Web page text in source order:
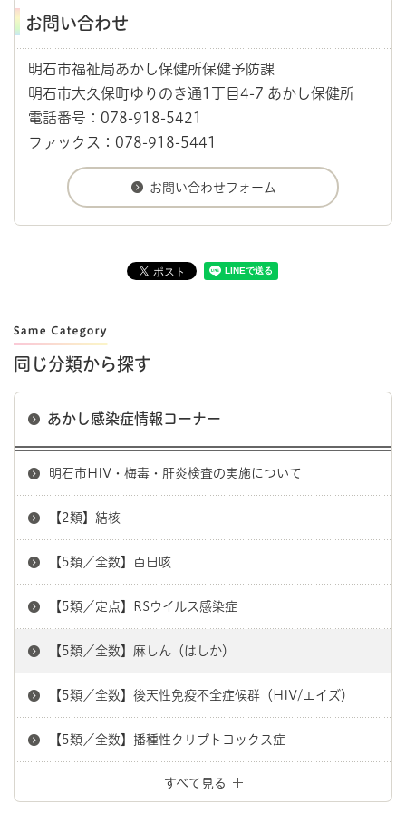
お問い合わせ
明石市福祉局あかし保健所保健予防課
明石市大久保町ゆりのき通1丁目4-7 あかし保健所
電話番号：078-918-5421
ファックス：078-918-5441
同じ分類から探す
あかし感染症情報コーナー
明石市HIV・梅毒・肝炎検査の実施について
【2類】結核
【5類／全数】百日咳
【5類／定点】RSウイルス感染症
【5類／全数】麻しん（はしか）
【5類／全数】後天性免疫不全症候群（HIV/エイズ）
【5類／全数】播種性クリプトコックス症
すべて見る